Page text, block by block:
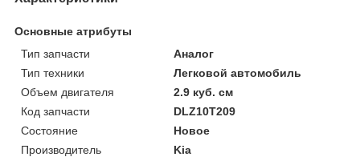
Основные атрибуты
Тип запчасти
Аналог
Тип техники
Легковой автомобиль
Объем двигателя
2.9 куб. см
Код запчасти
DLZ10T209
Состояние
Новое
Производитель
Kia